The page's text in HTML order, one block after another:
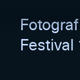
Fotograf
Festival